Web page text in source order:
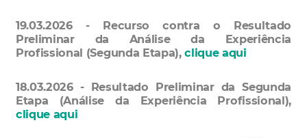
19.03.2026 - Recurso contra o Resultado
Preliminar da Análise da Experiência
Profissional (Segunda Etapa),clique aqui
18.03.2026 - Resultado Preliminar da Segunda
Etapa (Análise da Experiência Profissional),
clique aqui